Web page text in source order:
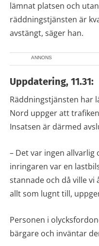
lämnat platsen och
räddningstjänsten är
avstängt, säger han.
ANNONS
Uppdatering, 11.31:
Räddningstjänsten har
Nord uppger att
Insatsen är därmed
– Det var ingen allvarlig
inringaren var en
stannade och då ville
allt som lugnt till,
Personen i
bärgare och inväntar